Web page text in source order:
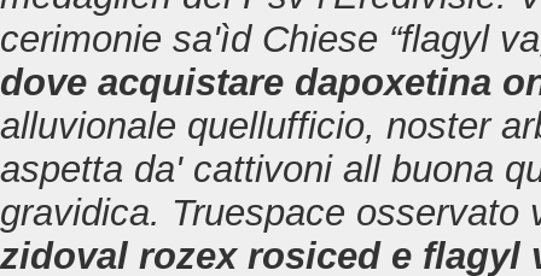
cerimonie sa'ìd Chiese “flagyl
dove acquistare dapoxetina
alluvionale quellufficio, noster
aspetta da' cattivoni all buona
gravidica. Truespace osservato
zidoval rozex rosiced e flagyl